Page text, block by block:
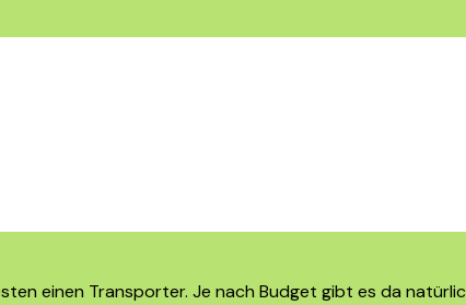
einen Transporter. Je nach Budget gibt es da